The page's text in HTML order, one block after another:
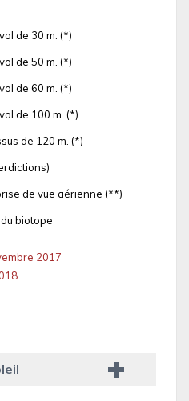
de 30 m. (*)
de 50 m. (*)
de 60 m. (*)
de 100 m. (*)
de 120 m. (*)
de vue aérienne (**)
biotope
2017